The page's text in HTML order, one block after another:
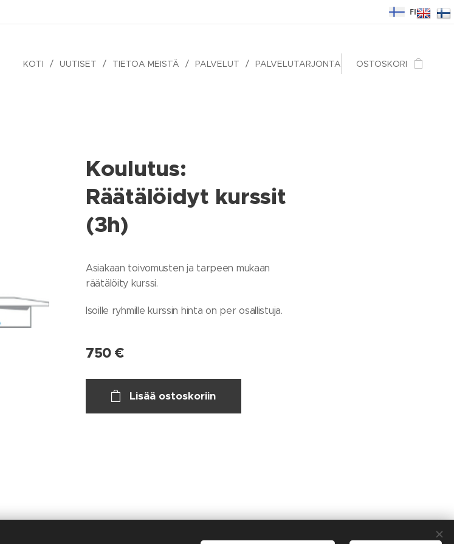
FI
KOTI UUTISET TIETOA MEISTÄ PALVELUT PALVELUTARJONTA OSTOSKORI
Koulutus:
Räätälöidyt kurssit
(3h)
Asiakaan toivomusten ja tarpeen mukaan
räätälöity kurssi.
Isoille ryhmille kurssin hinta on per osallistuja.
750 €
Lisää ostoskoriin